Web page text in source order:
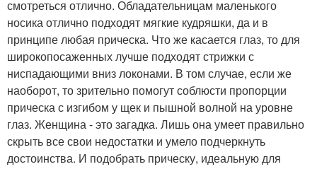
смотреться отлично. Обладательницам маленького
носика отлично подходят мягкие кудряшки, да и в
принципе любая прическа. Что же касается глаз, то для
широкопосаженных лучше подходят стрижки с
ниспадающими вниз локонами. В том случае, если же
наоборот, то зрительно помогут соблюсти пропорции
прическа с изгибом у щек и пышной волной на уровне
глаз. Женщина - это загадка. Лишь она умеет правильно
скрыть все свои недостатки и умело подчеркнуть
достоинства. И подобрать прическу, идеальную для